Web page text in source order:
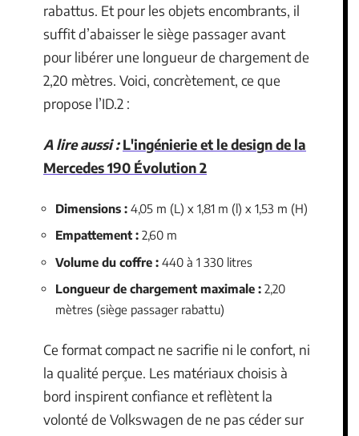
rabattus. Et pour les objets encombrants, il
suffit d’abaisser le siège passager avant
pour libérer une longueur de chargement de
2,20 mètres. Voici, concrètement, ce que
propose l’ID.2 :
A lire aussi : L'ingénierie et le design de la
Mercedes 190 Évolution 2
Dimensions : 4,05 m (L) x 1,81 m (l) x 1,53 m (H)
Empattement : 2,60 m
Volume du coffre : 440 à 1 330 litres
Longueur de chargement maximale : 2,20
mètres (siège passager rabattu)
Ce format compact ne sacrifie ni le confort, ni
la qualité perçue. Les matériaux choisis à
bord inspirent confiance et reflètent la
volonté de Volkswagen de ne pas céder sur